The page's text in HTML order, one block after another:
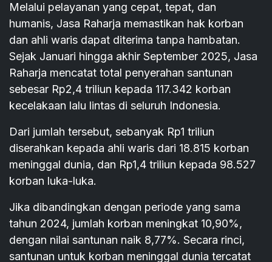
Melalui pelayanan yang cepat, tepat, dan
humanis, Jasa Raharja memastikan hak korban
dan ahli waris dapat diterima tanpa hambatan.
Sejak Januari hingga akhir September 2025, Jasa
Raharja mencatat total penyerahan santunan
sebesar Rp2,4 triliun kepada 117.342 korban
kecelakaan lalu lintas di seluruh Indonesia.
Dari jumlah tersebut, sebanyak Rp1 triliun
diserahkan kepada ahli waris dari 18.815 korban
meninggal dunia, dan Rp1,4 triliun kepada 98.527
korban luka-luka.
Jika dibandingkan dengan periode yang sama
tahun 2024, jumlah korban meningkat 10,90%,
dengan nilai santunan naik 8,77%. Secara rinci,
santunan untuk korban meninggal dunia tercatat